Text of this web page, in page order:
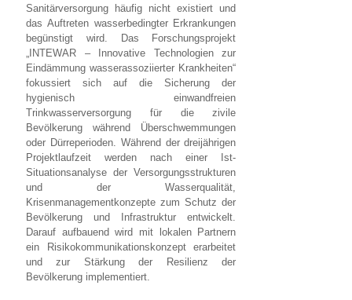
Sanitärversorgung häufig nicht existiert und
das Auftreten wasserbedingter Erkrankungen
begünstigt wird. Das Forschungsprojekt
„INTEWAR – Innovative Technologien zur
Eindämmung wasserassoziierter Krankheiten“
fokussiert sich auf die Sicherung der
hygienisch einwandfreien
Trinkwasserversorgung für die zivile
Bevölkerung während Überschwemmungen
oder Dürreperioden. Während der dreijährigen
Projektlaufzeit werden nach einer Ist-
Situationsanalyse der Versorgungsstrukturen
und der Wasserqualität,
Krisenmanagementkonzepte zum Schutz der
Bevölkerung und Infrastruktur entwickelt.
Darauf aufbauend wird mit lokalen Partnern
ein Risikokommunikationskonzept erarbeitet
und zur Stärkung der Resilienz der
Bevölkerung implementiert.